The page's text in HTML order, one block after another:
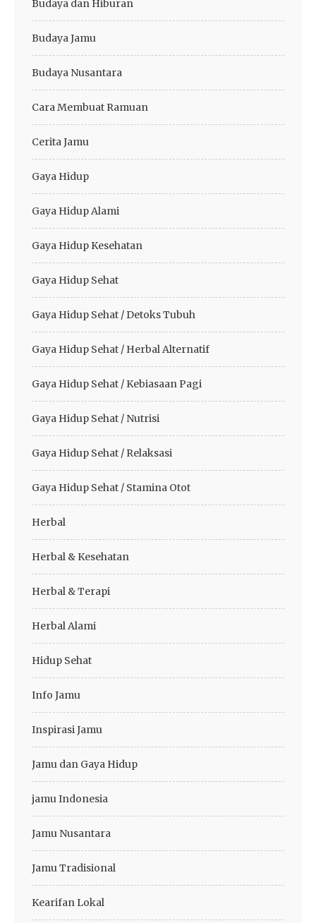
Budaya dan Hiburan
Budaya Jamu
Budaya Nusantara
Cara Membuat Ramuan
Cerita Jamu
Gaya Hidup
Gaya Hidup Alami
Gaya Hidup Kesehatan
Gaya Hidup Sehat
Gaya Hidup Sehat / Detoks Tubuh
Gaya Hidup Sehat / Herbal Alternatif
Gaya Hidup Sehat / Kebiasaan Pagi
Gaya Hidup Sehat / Nutrisi
Gaya Hidup Sehat / Relaksasi
Gaya Hidup Sehat / Stamina Otot
Herbal
Herbal & Kesehatan
Herbal & Terapi
Herbal Alami
Hidup Sehat
Info Jamu
Inspirasi Jamu
Jamu dan Gaya Hidup
jamu Indonesia
Jamu Nusantara
Jamu Tradisional
Kearifan Lokal